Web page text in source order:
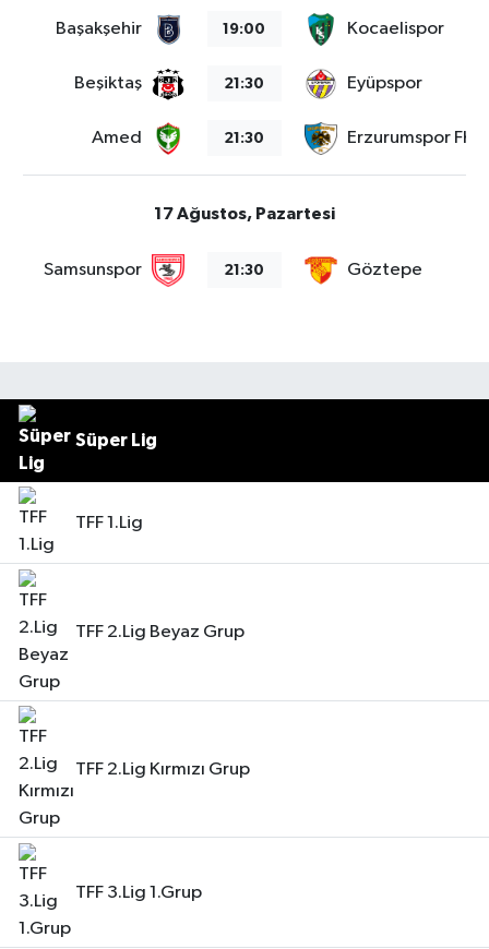
Başakşehir 19:00 Kocaelispor
Beşiktaş 21:30 Eyüpspor
Amed 21:30 Erzurumspor FK
17 Ağustos, Pazartesi
Samsunspor 21:30 Göztepe
Süper Lig
TFF 1.Lig
TFF 2.Lig Beyaz Grup
TFF 2.Lig Kırmızı Grup
TFF 3.Lig 1.Grup